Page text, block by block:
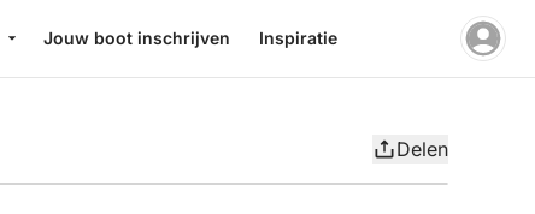
Jouw boot inschrijven Inspiratie
Delen